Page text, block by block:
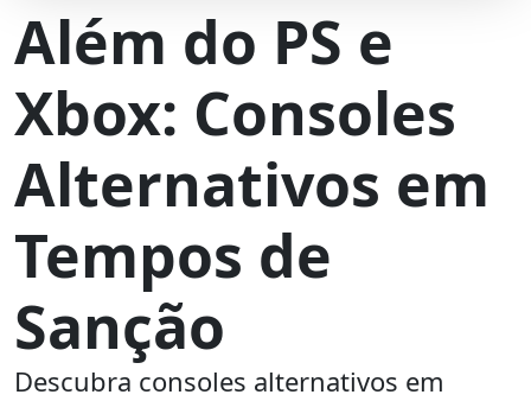
Além do PS e
Xbox: Consoles
Alternativos em
Tempos de
Sanção
Descubra consoles alternativos em